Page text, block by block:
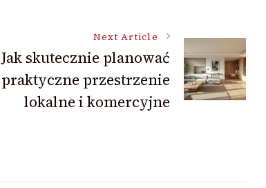
Next Article
Jak skutecznie planować
praktyczne przestrzenie
lokalne i komercyjne